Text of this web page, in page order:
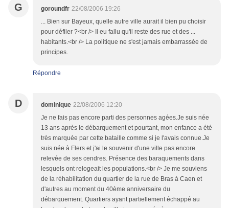
G goroundfr 22/08/2006 19:26
... Bien sur Bayeux, quelle autre ville aurait il bien pu choisir
pour défiler ?<br /> Il eu fallu qu'il reste des rue et des ...
habitants.<br /> La politique ne s'est jamais embarrassée de
principes.
Répondre
D dominique 22/08/2006 12:20
Je ne fais pas encore parti des personnes agées.Je suis née
13 ans après le débarquement et pourtant, mon enfance a été
très marquée par cette bataille comme si je l'avais connue.Je
suis née à Flers et j'ai le souvenir d'une ville pas encore
relevée de ses cendres. Présence des baraquements dans
lesquels ont relogeait les populations.<br /> Je me souviens
de la réhabilitation du quartier de la rue de Bras à Caen et
d'autres au moment du 40ème anniversaire du
débarquement. Quartiers ayant partiellement échappé au